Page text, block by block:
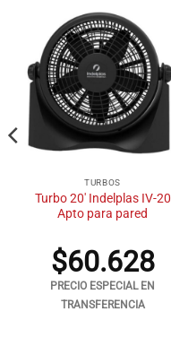
TURBOS
Turbo 20′ Indelplas IV-20
Apto para pared
$60.628
PRECIO ESPECIAL EN
TRANSFERENCIA